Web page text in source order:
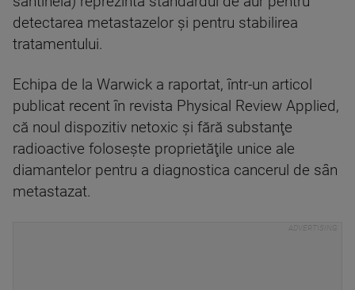
detectarea metastazelor şi pentru stabilirea
tratamentului.
Echipa de la Warwick a raportat, într-un articol
publicat recent în revista Physical Review Applied,
că noul dispozitiv netoxic şi fără substanţe
radioactive foloseşte proprietăţile unice ale
diamantelor pentru a diagnostica cancerul de sân
metastazat.